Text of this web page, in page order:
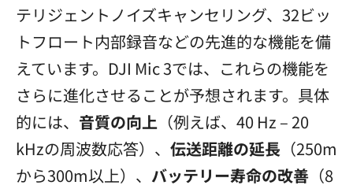
テリジェントノイズキャンセリング、32ビッ
トフロート内部録音などの先進的な機能を備
えています。DJI Mic 3では、これらの機能を
さらに進化させることが予想されます。具体
的には、 音質の向上 （例えば、40 Hz – 20
kHzの周波数応答）、 伝送距離の延長 （250m
から300m以上）、 バッテリー寿命の改善 （8